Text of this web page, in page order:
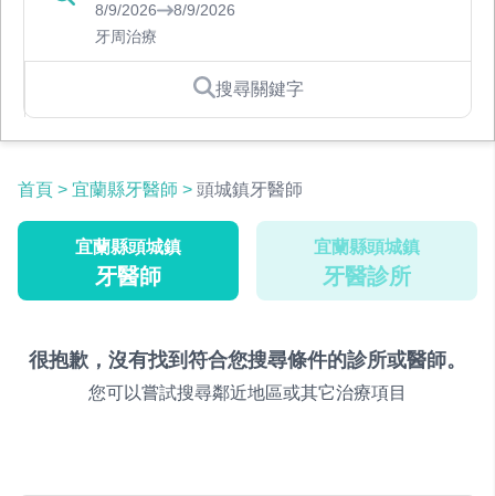
8/9/2026
8/9/2026
牙周治療
搜尋關鍵字
首頁 > 宜蘭縣牙醫師 > 頭城鎮牙醫師
宜蘭縣頭城鎮
牙醫師
宜蘭縣頭城鎮
牙醫診所
很抱歉，沒有找到符合您搜尋條件的診所或醫師。
您可以嘗試搜尋鄰近地區或其它治療項目